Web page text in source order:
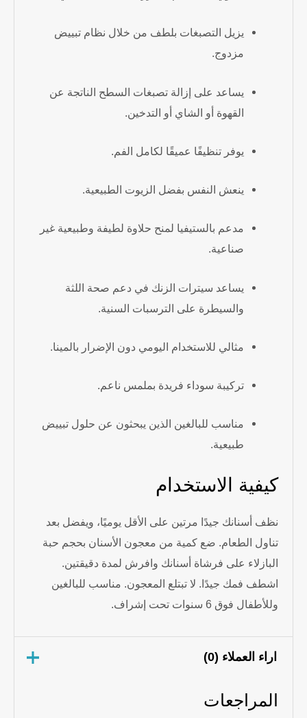
يزيل التصبغات بلطف من خلال نظام تبييض
مزدوج.
يساعد على إزالة تصبغات السطح الناتجة عن
القهوة أو الشاي أو التدخين.
يوفر تنظيفًا عميقًا لكامل الفم.
ينعش النفس بفضل الزيوت الطبيعية.
مدعم بالستيفيا لمنح حلاوة لطيفة وطبيعية غير
صناعية.
يساعد سيترات الزنك في دعم صحة اللثة
والسيطرة على الترسبات السنية.
مثالي للاستخدام اليومي دون الإضرار بالمينا.
تركيبة سوداء فريدة بملمس ناعم.
مناسب للبالغين الذين يبحثون عن حلول تبييض
طبيعية.
كيفية الاستخدام
نظف أسنانك جيدًا مرتين على الأقل يوميًا، ويفضل بعد
تناول الطعام. ضع كمية من معجون الأسنان بحجم حبة
البازلاء على فرشاة أسنانك وافرش لمدة دقيقتين.
اشطف فمك جيدًا. لا تبتلع المعجون. مناسب للبالغين
وللأطفال فوق 6 سنوات تحت إشراف.
اراء العملاء (0)
المراجعات